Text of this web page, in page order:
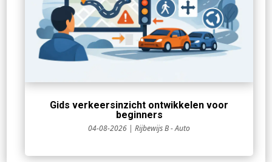
Gids verkeersinzicht ontwikkelen voor
beginners
04-08-2026 | Rijbewijs B - Auto